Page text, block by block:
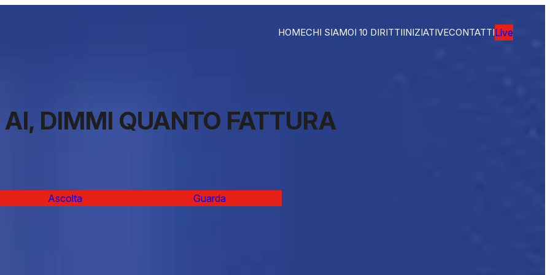
HOMECHI SIAMOI 10 DIRITTIINIZIATIVECONTATTILive
DIMMI QUANTO FATTURA
Ascolta Guarda